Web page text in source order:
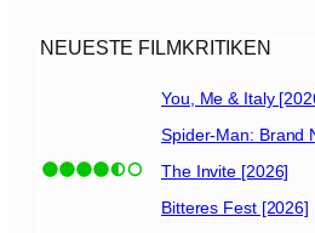
NEUESTE FILMKRITIKEN
You, Me & Italy
Spider-Man: Brand
The Invite [2026]
Bitteres Fest [2026]